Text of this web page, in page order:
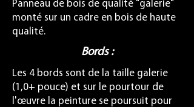
Panneau de bois de qualité "galerie"
monté sur un cadre en bois de haute
qualité.
Bords :
Les 4 bords sont de la taille galerie
(1,0+ pouce) et sur le pourtour de
l'œuvre la peinture se poursuit pour